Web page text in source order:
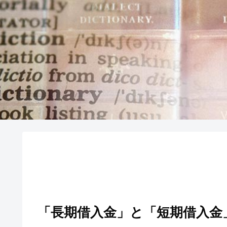
「長期借入金」と「短期借入